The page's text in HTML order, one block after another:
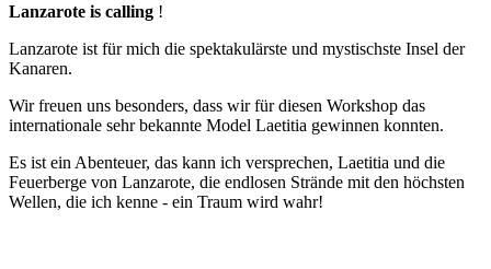
Lanzarote is calling !
Lanzarote ist für mich die spektakulärste und mystischste Insel der
Kanaren.
Wir freuen uns besonders, dass wir für diesen Workshop das
internationale sehr bekannte Model Laetitia gewinnen konnten.
Es ist ein Abenteuer, das kann ich versprechen, Laetitia und die
Feuerberge von Lanzarote, die endlosen Strände mit den höchsten
Wellen, die ich kenne - ein Traum wird wahr!